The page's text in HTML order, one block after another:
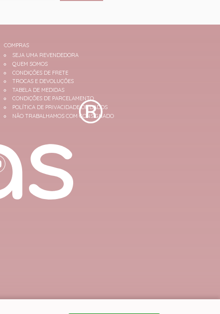
COMPRAS
SEJA UMA REVENDEDORA
QUEM SOMOS
CONDIÇÕES DE FRETE
TROCAS E DEVOLUÇÕES
TABELA DE MEDIDAS
CONDIÇÕES DE PARCELAMENTO
POLÍTICA DE PRIVACIDADE DE DADOS
NÃO TRABALHAMOS COM CONSIGNADO